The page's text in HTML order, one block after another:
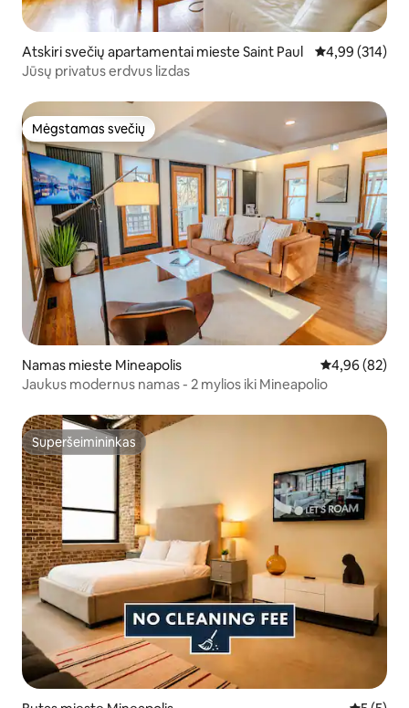
Atskiri svečių apartamentai mieste Saint Paul Vidutinis
4,99 (314)
Jūsų privatus erdvus lizdas
Mėgstamas svečių
Mėgstamas svečių
Namas mieste Mineapolis Vidutinis
4,96 (82)
Jaukus modernus namas - 2 mylios iki Mineapolio
Superšeimininkas
Superšeimininkas